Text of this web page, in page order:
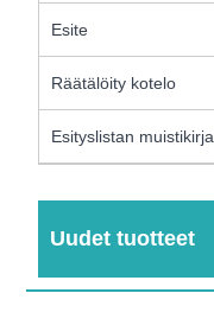
Esite
Räätälöity kotelo
Esityslistan muistikirja
Uudet tuotteet